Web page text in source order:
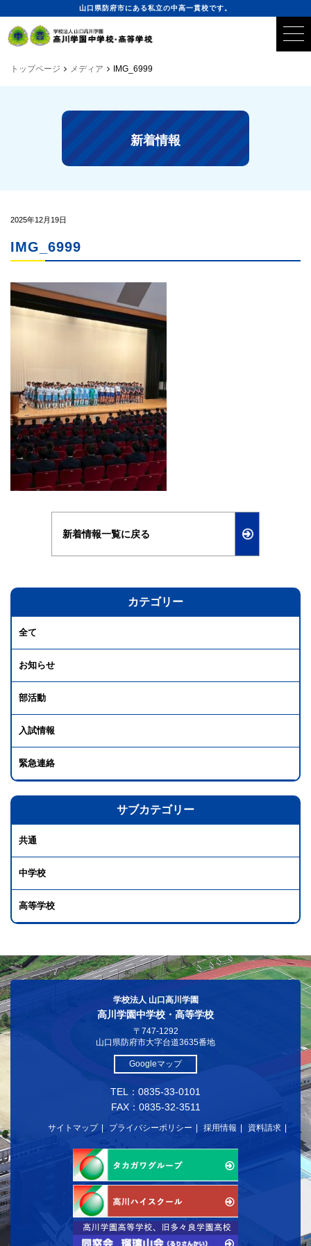
山口県防府市にある私立の中高一貫校です。
トップページ メディア IMG_6999
新着情報
2025年12月19日
IMG_6999
新着情報一覧に戻る
カテゴリー
全て
お知らせ
部活動
入試情報
緊急連絡
サブカテゴリー
共通
中学校
高等学校
学校法人 山口高川学園
高川学園中学校・高等学校
〒747-1292
山口県防府市大字台道3635番地
Googleマップ
TEL：0835-33-0101
FAX：0835-32-3511
サイトマップ プライバシーポリシー 採用情報 資料請求